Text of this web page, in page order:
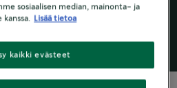
kesänä.
sosiaalisen median, mainonta- ja
Lisää tietoa
kaikki evästeet